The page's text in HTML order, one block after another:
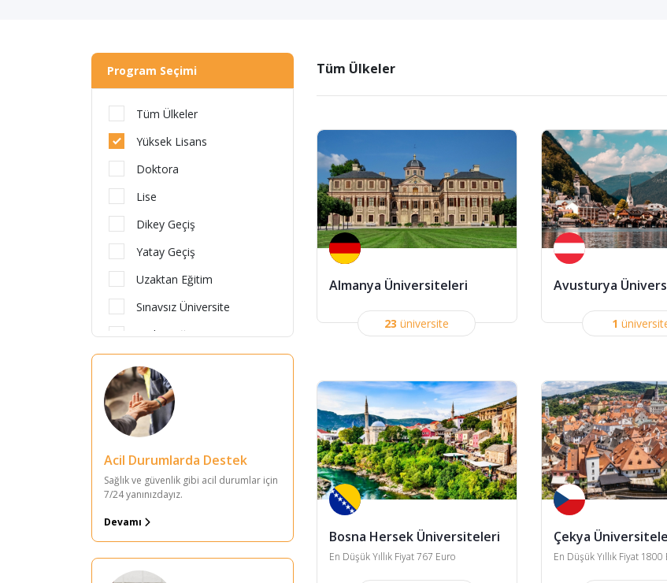
Program Seçimi
Tüm Ülkeler
Yüksek Lisans
Doktora
Lise
Dikey Geçiş
Yatay Geçiş
Uzaktan Eğitim
Sınavsız Üniversite
Türkçe Eğitim
Devlet Üniversitesi
İlk 1000’de Yer Alan
Üniversiteler
Hazırlık
Lisans Tamamlama
Lisans
Vakıf Üniversitesi
MBA
Acil Durumlarda Destek
Sağlık ve güvenlik gibi acil durumlar için
7/24 yanınızdayız.
Devamı
Tüm Ülkeler
Almanya Üniversiteleri
23 üniversite
Avusturya
1
Bosna Hersek Üniversiteleri
En Düşük Yıllık Fiyat 767 Euro
Çekya
En Düşük Yıllık Fiyat 1800